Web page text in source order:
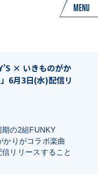
MENU
× いきものがか
6月3日(水)配信リ
の2組FUNKY
りがコラボ楽曲
リリースすること